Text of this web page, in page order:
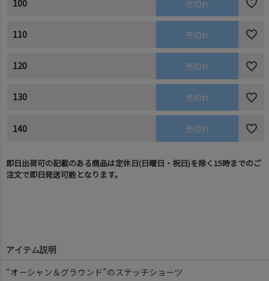
100 売切れ
110 売切れ
120 売切れ
130 売切れ
140 売切れ
即日出荷可の記載のある商品は定休日(日曜日・祝日)を除く15時までのご
注文で即日発送可能となります。
アイテム説明
“オーシャン＆グラウンド”のステッチショーツ